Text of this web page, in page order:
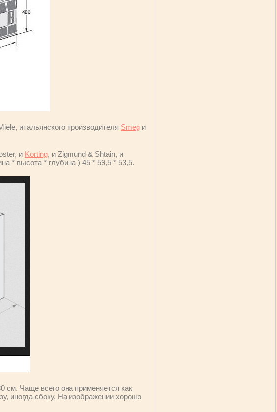
итальянского производителя Smeg и
и Korting, и Zigmund & Shtain, и
* высота * глубина ) 45 * 59,5 * 53,5.
см. Чаще всего она применяется как
иногда сбоку. На изображении хорошо